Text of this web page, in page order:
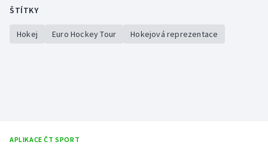
ŠTÍTKY
Hokej Euro Hockey Tour Hokejová reprezentace
APLIKACE ČT SPORT